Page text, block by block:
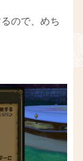
ので、めち